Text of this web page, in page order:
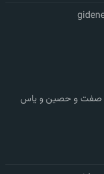
صفت و حصین و یاس